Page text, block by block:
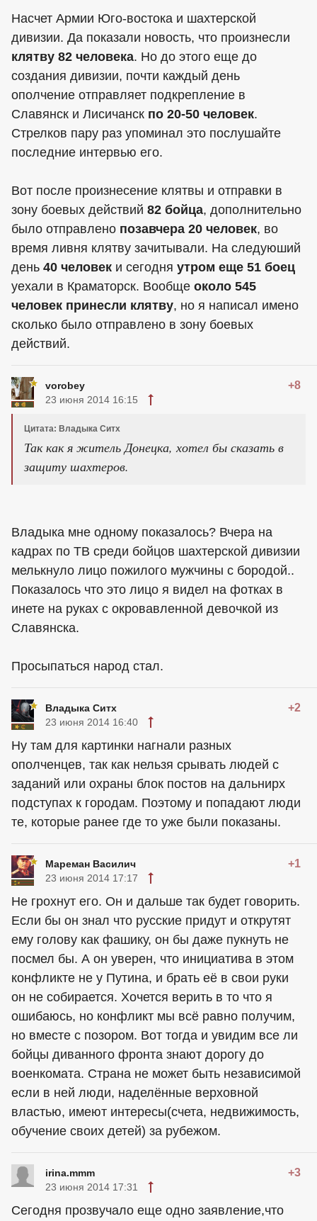
Насчет Армии Юго-востока и шахтерской
дивизии. Да показали новость, что произнесли
клятву 82 человека. Но до этого еще до
создания дивизии, почти каждый день
ополчение отправляет подкрепление в
Славянск и Лисичанск по 20-50 человек.
Стрелков пару раз упоминал это послушайте
последние интервью его.
Вот после произнесение клятвы и отправки в
зону боевых действий 82 бойца, дополнительно
было отправлено позавчера 20 человек, во
время ливня клятву зачитывали. На следуюший
день 40 человек и сегодня утром еще 51 боец
уехали в Краматорск. Вообще около 545
человек принесли клятву, но я написал имено
сколько было отправлено в зону боевых
действий.
vorobey +8
23 июня 2014 16:15
Цитата: Владыка Ситх
Так как я житель Донецка, хотел бы сказать в
защиту шахтеров.
Владыка мне одному показалось? Вчера на
кадрах по ТВ среди бойцов шахтерской дивизии
мелькнуло лицо пожилого мужчины с бородой..
Показалось что это лицо я видел на фотках в
инете на руках с окровавленной девочкой из
Славянска.
Просыпаться народ стал.
Владыка Ситх +2
23 июня 2014 16:40
Ну там для картинки нагнали разных
ополченцев, так как нельзя срывать людей с
заданий или охраны блок постов на дальнирх
подступах к городам. Поэтому и попадают люди
те, которые ранее где то уже были показаны.
Мареман Василич +1
23 июня 2014 17:17
Не грохнут его. Он и дальше так будет говорить.
Если бы он знал что русские придут и открутят
ему голову как фашику, он бы даже пукнуть не
посмел бы. А он уверен, что инициатива в этом
конфликте не у Путина, и брать её в свои руки
он не собирается. Хочется верить в то что я
ошибаюсь, но конфликт мы всё равно получим,
но вместе с позором. Вот тогда и увидим все ли
бойцы диванного фронта знают дорогу до
военкомата. Страна не может быть независимой
если в ней люди, наделённые верховной
властью, имеют интересы(счета, недвижимость,
обучение своих детей) за рубежом.
irina.mmm +3
23 июня 2014 17:31
Сегодня прозвучало еще одно заявление,что